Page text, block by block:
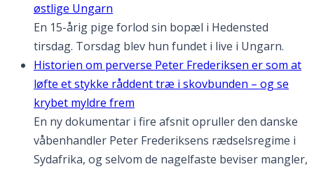
østlige Ungarn
En 15-årig pige forlod sin bopæl i Hedensted
tirsdag. Torsdag blev hun fundet i live i Ungarn.
Historien om perverse Peter Frederiksen er som at
løfte et stykke råddent træ i skovbunden – og se
krybet myldre frem
En ny dokumentar i fire afsnit opruller den danske
våbenhandler Peter Frederiksens rædselsregime i
Sydafrika, og selvom de nagelfaste beviser mangler,